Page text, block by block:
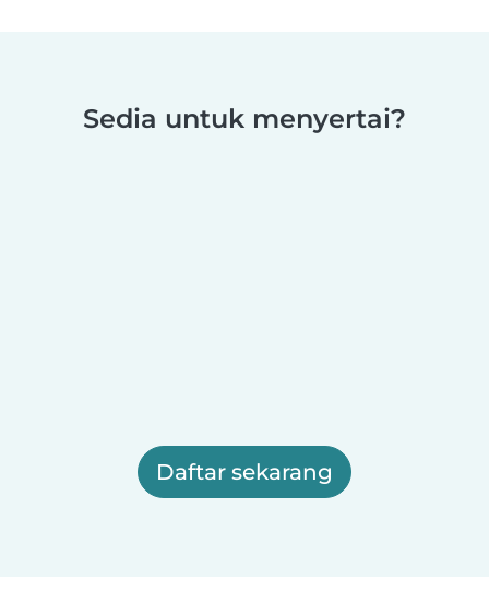
Sedia untuk menyertai?
Daftar sekarang